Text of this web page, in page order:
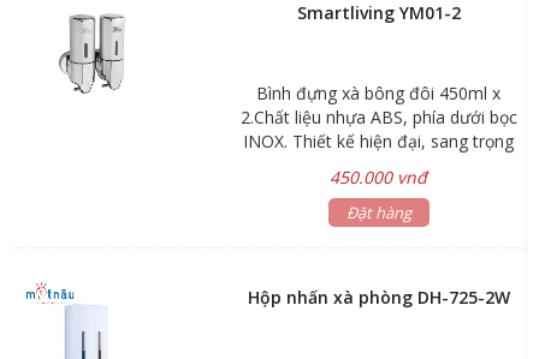
Smartliving YM01-2
Bình đựng xà bông đôi 450ml x
2.Chất liệu nhựa ABS, phía dưới bọc
INOX. Thiết kế hiện đại, sang trọng
450.000 vnđ
Đặt hàng
Hộp nhấn xà phòng DH-725-2W